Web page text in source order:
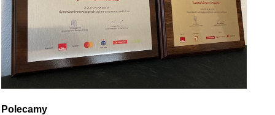
Polecamy